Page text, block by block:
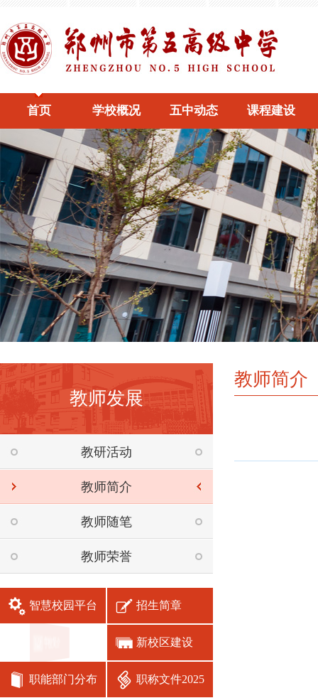
首页 学校概况 五中动态 课程建设
教师发展
教研活动
教师简介
教师随笔
教师荣誉
智慧校园平台 招生简章
新校区建设
职能部门分布 职称文件2025
教师简介